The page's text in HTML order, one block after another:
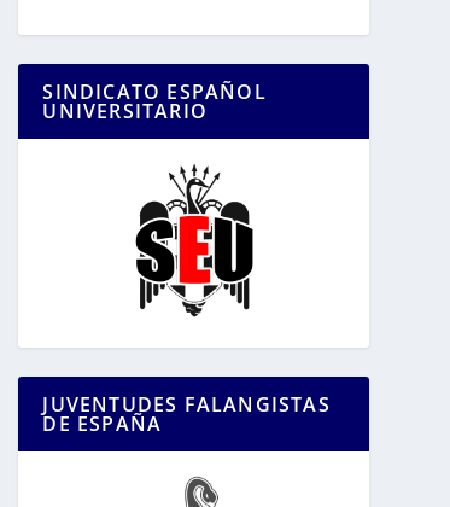
SINDICATO ESPAÑOL
UNIVERSITARIO
JUVENTUDES FALANGISTAS
DE ESPAÑA